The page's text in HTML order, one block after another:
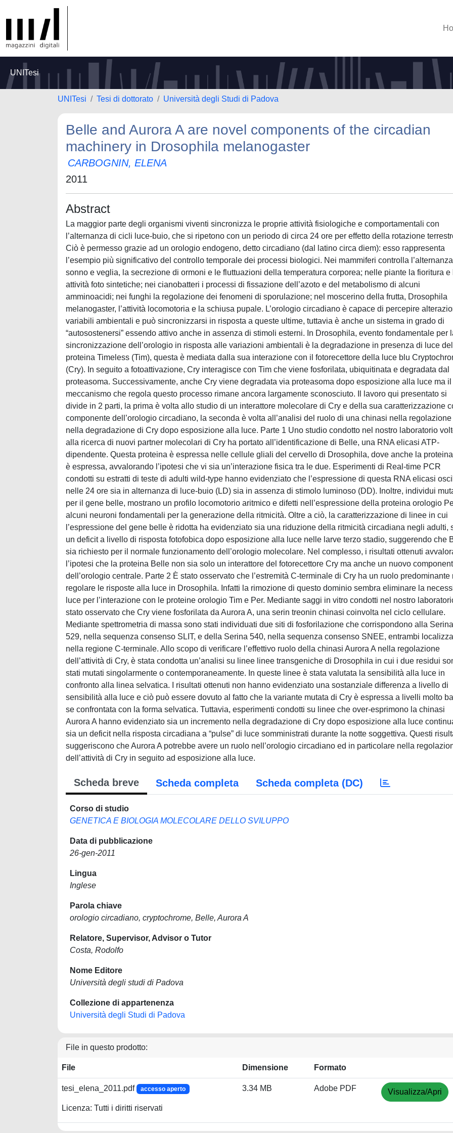
UNITesi
UNITesi Tesi di dottorato Università degli Studi di Padova
Belle and Aurora A are novel components of the circadian
machinery in Drosophila melanogaster
CARBOGNIN, ELENA
2011
Abstract
La maggior parte degli organismi viventi sincronizza le proprie attività fisiologiche e comportamentali con
l’alternanza di cicli luce-buio, che si ripetono con un periodo di circa 24 ore per effetto della rotazione
Ciò è permesso grazie ad un orologio endogeno, detto circadiano (dal latino circa diem): esso rappresenta
l’esempio più significativo del controllo temporale dei processi biologici. Nei mammiferi controlla
sonno e veglia, la secrezione di ormoni e le fluttuazioni della temperatura corporea; nelle piante la fioritura e
attività foto sintetiche; nei cianobatteri i processi di fissazione dell’azoto e del metabolismo di alcuni
amminoacidi; nei funghi la regolazione dei fenomeni di sporulazione; nel moscerino della frutta, Drosophila
melanogaster, l’attività locomotoria e la schiusa pupale. L’orologio circadiano è capace di percepire
variabili ambientali e può sincronizzarsi in risposta a queste ultime, tuttavia è anche un sistema in grado di
“autosostenersi” essendo attivo anche in assenza di stimoli esterni. In Drosophila, evento fondamentale per
sincronizzazione dell’orologio in risposta alle variazioni ambientali è la degradazione in presenza di luce
proteina Timeless (Tim), questa è mediata dalla sua interazione con il fotorecettore della luce blu
(Cry). In seguito a fotoattivazione, Cry interagisce con Tim che viene fosforilata, ubiquitinata e degradata dal
proteasoma. Successivamente, anche Cry viene degradata via proteasoma dopo esposizione alla luce ma il
meccanismo che regola questo processo rimane ancora largamente sconosciuto. Il lavoro qui presentato si
divide in 2 parti, la prima è volta allo studio di un interattore molecolare di Cry e della sua caratterizzazione
componente dell’orologio circadiano, la seconda è volta all’analisi del ruolo di una chinasi nella regolazione
nella degradazione di Cry dopo esposizione alla luce. Parte 1 Uno studio condotto nel nostro laboratorio
alla ricerca di nuovi partner molecolari di Cry ha portato all’identificazione di Belle, una RNA elicasi ATP-
dipendente. Questa proteina è espressa nelle cellule gliali del cervello di Drosophila, dove anche la
è espressa, avvalorando l’ipotesi che vi sia un’interazione fisica tra le due. Esperimenti di Real-time PCR
condotti su estratti di teste di adulti wild-type hanno evidenziato che l’espressione di questa RNA elicasi
nelle 24 ore sia in alternanza di luce-buio (LD) sia in assenza di stimolo luminoso (DD). Inoltre, individui
per il gene belle, mostrano un profilo locomotorio aritmico e difetti nell’espressione della proteina orologio
alcuni neuroni fondamentali per la generazione della ritmicità. Oltre a ciò, la caratterizzazione di linee in cui
l’espressione del gene belle è ridotta ha evidenziato sia una riduzione della ritmicità circadiana negli adulti,
un deficit a livello di risposta fotofobica dopo esposizione alla luce nelle larve terzo stadio, suggerendo che
sia richiesto per il normale funzionamento dell’orologio molecolare. Nel complesso, i risultati ottenuti
l’ipotesi che la proteina Belle non sia solo un interattore del fotorecettore Cry ma anche un nuovo
dell’orologio centrale. Parte 2 È stato osservato che l’estremità C-terminale di Cry ha un ruolo predominante
regolare le risposte alla luce in Drosophila. Infatti la rimozione di questo dominio sembra eliminare la
luce per l’interazione con le proteine orologio Tim e Per. Mediante saggi in vitro condotti nel nostro
stato osservato che Cry viene fosforilata da Aurora A, una serin treonin chinasi coinvolta nel ciclo cellulare.
Mediante spettrometria di massa sono stati individuati due siti di fosforilazione che corrispondono alla Serina
529, nella sequenza consenso SLIT, e della Serina 540, nella sequenza consenso SNEE, entrambi
nella regione C-terminale. Allo scopo di verificare l’effettivo ruolo della chinasi Aurora A nella regolazione
dell’attività di Cry, è stata condotta un’analisi su linee linee transgeniche di Drosophila in cui i due residui
stati mutati singolarmente o contemporaneamente. In queste linee è stata valutata la sensibilità alla luce in
confronto alla linea selvatica. I risultati ottenuti non hanno evidenziato una sostanziale differenza a livello di
sensibilità alla luce e ciò può essere dovuto al fatto che la variante mutata di Cry è espressa a livelli molto
se confrontata con la forma selvatica. Tuttavia, esperimenti condotti su linee che over-esprimono la chinasi
Aurora A hanno evidenziato sia un incremento nella degradazione di Cry dopo esposizione alla luce
sia un deficit nella risposta circadiana a “pulse” di luce somministrati durante la notte soggettiva. Questi
suggeriscono che Aurora A potrebbe avere un ruolo nell’orologio circadiano ed in particolare nella
dell’attività di Cry in seguito ad esposizione alla luce.
Scheda breve Scheda completa Scheda completa (DC)
Corso di studio
GENETICA E BIOLOGIA MOLECOLARE DELLO SVILUPPO
Data di pubblicazione
26-gen-2011
Lingua
Inglese
Parola chiave
orologio circadiano, cryptochrome, Belle, Aurora A
Relatore, Supervisor, Advisor o Tutor
Costa, Rodolfo
Nome Editore
Università degli studi di Padova
Collezione di appartenenza
Università degli Studi di Padova
File in questo prodotto:
File Dimensione Formato
tesi_elena_2011.pdf accesso aperto
Licenza: Tutti i diritti riservati
3.34 MB Adobe PDF Visualizza/Apri